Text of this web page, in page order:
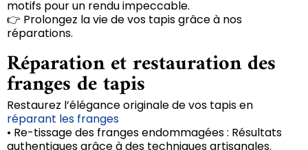
motifs pour un rendu impeccable.
👉 Prolongez la vie de vos tapis grâce à nos
réparations.
Réparation et restauration des
franges de tapis
Restaurez l’élégance originale de vos tapis en
réparant les franges
• Re-tissage des franges endommagées : Résultats
authentiques grâce à des techniques artisanales.